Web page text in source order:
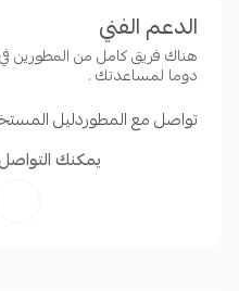
مميزات التطبيق:
الدعم الفني
هناك فريق كامل من المطورين
دوما لمساعدتك .
تواصل مع المطوردليل
يمكنك